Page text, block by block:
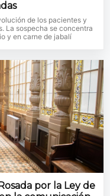
de los pacientes y
La sospecha se concentra
y en carne de jabalí
por la Ley de